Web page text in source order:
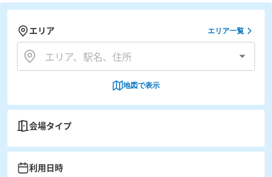
エリア エリア一覧
地図で表示
会場タイプ
利用日時